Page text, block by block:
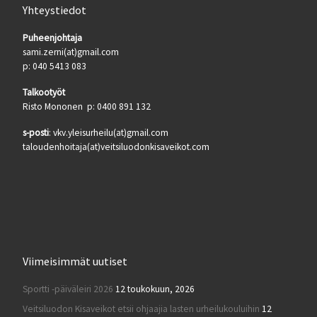
Yhteystiedot
Puheenjohtaja
sami.zerni(at)gmail.com
p: 040 5413 083
Talkootyöt
Risto Mononen p: 0400 891 132
s-posti: vkv.yleisurheilu(at)gmail.com
taloudenhoitaja(at)veitsiluodonkisaveikot.com
Viimeisimmät uutiset
Sportti -päiväleiri 2026 12 toukokuun, 2026
Veitsiluodon Kisaveikot etsii ohjaajia lasten urheilukouluihin 12